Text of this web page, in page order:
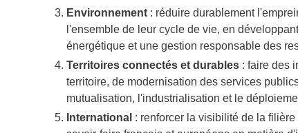
Environnement : réduire durablement
l'ensemble de leur cycle de vie, en
énergétique et une gestion responsable des
Territoires connectés et durables : faire des
territoire, de modernisation des services
mutualisation, l'industrialisation et le
International : renforcer la visibilité de la